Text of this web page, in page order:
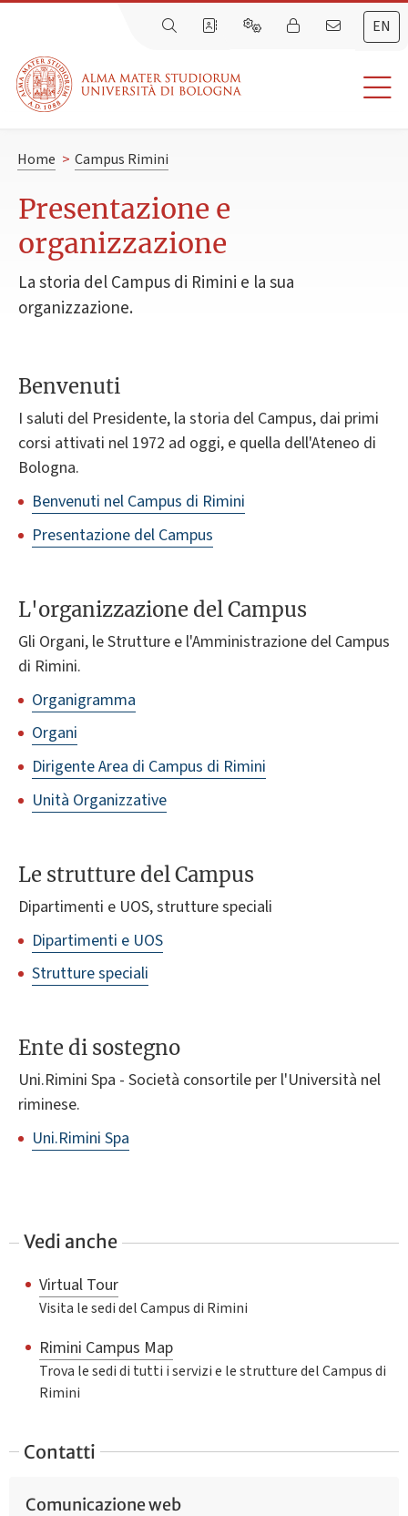
EN
Home > Campus Rimini
Presentazione e
organizzazione
La storia del Campus di Rimini e la sua
organizzazione.
Benvenuti
I saluti del Presidente, la storia del Campus, dai primi
corsi attivati nel 1972 ad oggi, e quella dell'Ateneo di
Bologna.
Benvenuti nel Campus di Rimini
Presentazione del Campus
L'organizzazione del Campus
Gli Organi, le Strutture e l'Amministrazione del Campus
di Rimini.
Organigramma
Organi
Dirigente Area di Campus di Rimini
Unità Organizzative
Le strutture del Campus
Dipartimenti e UOS, strutture speciali
Dipartimenti e UOS
Strutture speciali
Ente di sostegno
Uni.Rimini Spa - Società consortile per l'Università nel
riminese.
Uni.Rimini Spa
Vedi anche
Virtual Tour
Visita le sedi del Campus di Rimini
Rimini Campus Map
Trova le sedi di tutti i servizi e le strutture del Campus di
Rimini
Contatti
Comunicazione web